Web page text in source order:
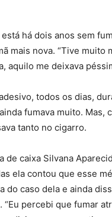
há dois anos sem
mais nova. “Tive
aquilo me deixava
todos os dias,
fumava muito. Mas,
tanto no cigarro.
de caixa Silvana
ela contou que esse
do caso dela e ainda
“Eu percebi que fumar